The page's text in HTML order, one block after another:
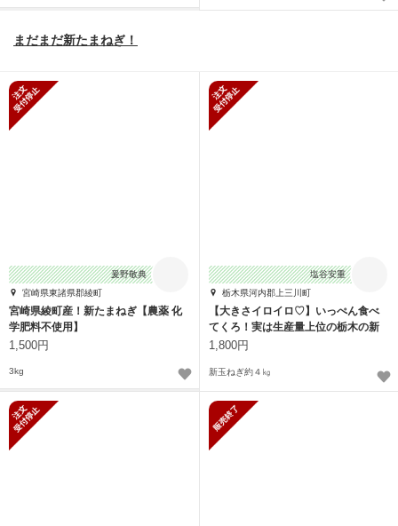
まだまだ新たまねぎ！
爰野敬典
宮崎県東諸県郡綾町
宮崎県綾町産！新たまねぎ【農薬 化
学肥料不使用】
1,500円
3kg
塩谷安重
栃木県河内郡上三川町
【大きさイロイロ♡】いっぺん食べ
てくろ！実は生産量上位の栃木の新
玉ねぎ☆
1,800円
新玉ねぎ約４㎏